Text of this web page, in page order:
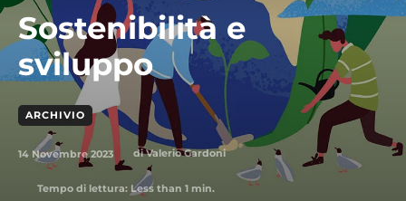
Sostenibilità e
sviluppo
ARCHIVIO
14 Novembre 2023 di Valerio Gardoni
Tempo di lettura: Less than 1 min.